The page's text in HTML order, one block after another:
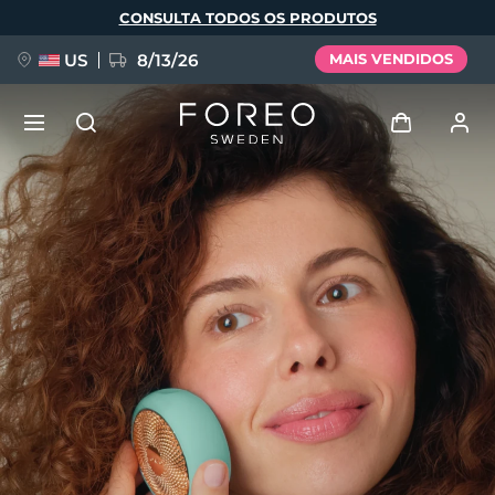
principal
CONSULTA TODOS OS PRODUTOS
US 8/13/26 MAIS VENDIDOS
Entrar
Perfil de usuário
Meus aparelhos
Meus pedidos
Meus endereços
As minhas subscrições
NOVIDADE
FAQ™ Pure Beauty-Tech Elixir
BREAKING NEWS
issa™ Teeth Whitening Set
Idioma
English Deutsch
Español
Français
Italiano
Português
Polski
Svenska
Русский
Türkçe
简体中文 繁體中文